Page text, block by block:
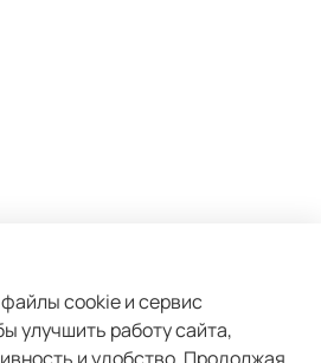
cookie и сервис
улучшить работу сайта,